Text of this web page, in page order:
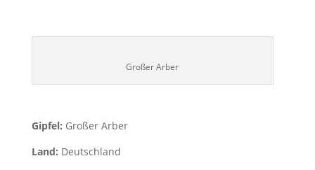
Großer Arber
Gipfel: Großer Arber
Land: Deutschland